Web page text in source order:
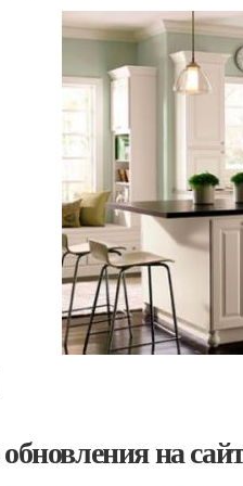
на